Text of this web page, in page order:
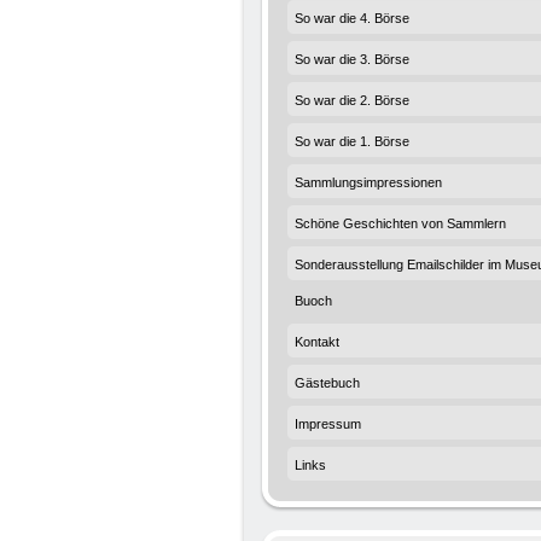
So war die 4. Börse
So war die 3. Börse
So war die 2. Börse
So war die 1. Börse
Sammlungsimpressionen
Schöne Geschichten von Sammlern
Sonderausstellung Emailschilder im
Buoch
Kontakt
Gästebuch
Impressum
Links